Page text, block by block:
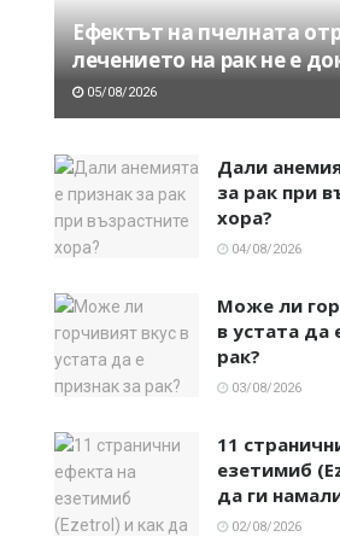
Ефектът на пчелната
лечението на рак не е
05/08/2026
Дали
за рак при
хора?
04/08/2026
Може ли
в устата да
рак?
03/08/2026
11
езетимиб
да ги
02/08/2026